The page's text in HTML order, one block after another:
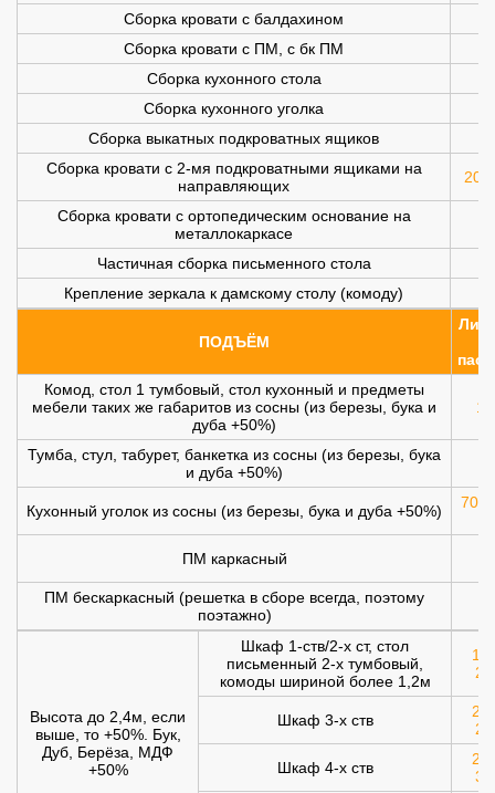
Сборка кровати с балдахином
Сборка кровати с ПМ, с бк ПМ
Сборка кухонного стола
Сборка кухонного уголка
Сборка выкатных подкроватных ящиков
Сборка кровати с 2-мя подкроватными ящиками на
направляющих
200
Сборка кровати с ортопедическим основание на
металлокаркасе
Частичная сборка письменного стола
Крепление зеркала к дамскому столу (комоду)
ПОДЪЁМ
Комод, стол 1 тумбовый, стол кухонный и предметы
мебели таких же габаритов из сосны (из березы, бука и
дуба +50%)
Тумба, стул, табурет, банкетка из сосны (из березы, бука
и дуба +50%)
Кухонный уголок из сосны (из березы, бука и дуба +50%) 700
ПМ каркасный
ПМ бескаркасный (решетка в сборе всегда, поэтому
поэтажно)
Высота до 2,4м, если
выше, то +50%. Бук,
Дуб, Берёза, МДФ
+50%
Шкаф 1-ств/2-х ст, стол
письменный 2-х тумбовый,
комоды шириной более 1,2м
Шкаф 3-х ств
Шкаф 4-х ств